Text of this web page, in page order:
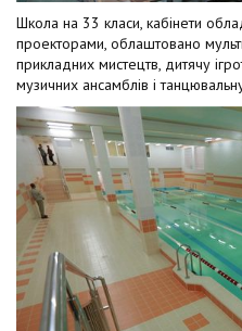
Школа на 33 класи, кабінети
проекторами, облаштовано
прикладних мистецтв, дитячу
музичних ансамблів і